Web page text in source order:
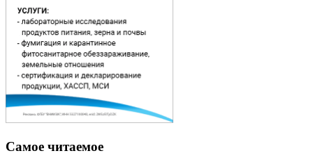
Самое читаемое